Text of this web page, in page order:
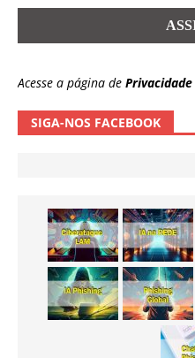
Acesse a página de Privacidade
SIGA-NOS FACEBOOK